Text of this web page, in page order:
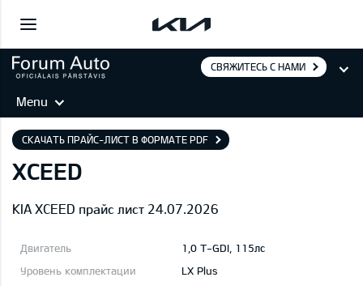
СВЯЖИТЕСЬ С НАМИ
Menu
СКАЧАТЬ ПРАЙС-ЛИСТ В ФОРМАТЕ PDF
XCEED
KIA XCEED прайс лист 24.07.2026
1,0 T-GDI, 115лс
LX Plus